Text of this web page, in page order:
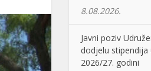
8.08.2026.
Javni poziv
dodjelu stipendija
2026/27. godini